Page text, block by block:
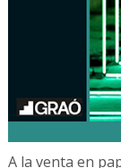
A la venta en